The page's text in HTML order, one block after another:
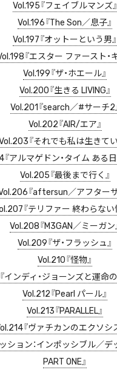
Vol.195『フェイブルマンズ』
Vol.196『The Son／息子』
Vol.197『オットーという男』
『エスター ファースト・
Vol.199『ザ・ホエール』
Vol.200『生きる LIVING』
Vol.201『search／#サーチ2
Vol.202『AIR/エア』
『それでも私は生きてい
アルマゲドン・タイム ある
Vol.205『最後まで行く』
『aftersun／アフターサ
『テリファー 終わらない
Vol.208『M3GAN／ミーガン
Vol.209『ザ・フラッシュ』
Vol.210『怪物』
インディ・ジョーンズと運命
Vol.212『Pearl パール』
Vol.213『PARALLEL』
『ヴァチカンのエクソシ
ション：インポッシブル／
PART ONE』